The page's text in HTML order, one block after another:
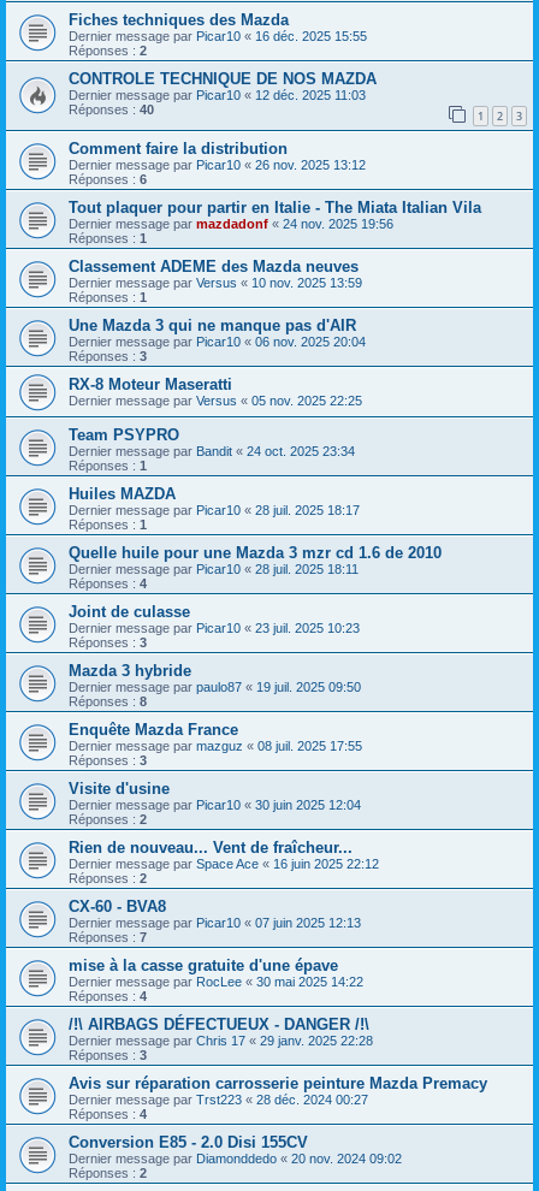
Fiches techniques des Mazda
Dernier message par Picar10 « 16 déc. 2025 15:55
Réponses : 2
CONTROLE TECHNIQUE DE NOS MAZDA
Dernier message par Picar10 « 12 déc. 2025 11:03
Réponses : 40 1 2 3
Comment faire la distribution
Dernier message par Picar10 « 26 nov. 2025 13:12
Réponses : 6
Tout plaquer pour partir en Italie - The Miata Italian Vila
Dernier message par mazdadonf « 24 nov. 2025 19:56
Réponses : 1
Classement ADEME des Mazda neuves
Dernier message par Versus « 10 nov. 2025 13:59
Réponses : 1
Une Mazda 3 qui ne manque pas d'AIR
Dernier message par Picar10 « 06 nov. 2025 20:04
Réponses : 3
RX-8 Moteur Maseratti
Dernier message par Versus « 05 nov. 2025 22:25
Team PSYPRO
Dernier message par Bandit « 24 oct. 2025 23:34
Réponses : 1
Huiles MAZDA
Dernier message par Picar10 « 28 juil. 2025 18:17
Réponses : 1
Quelle huile pour une Mazda 3 mzr cd 1.6 de 2010
Dernier message par Picar10 « 28 juil. 2025 18:11
Réponses : 4
Joint de culasse
Dernier message par Picar10 « 23 juil. 2025 10:23
Réponses : 3
Mazda 3 hybride
Dernier message par paulo87 « 19 juil. 2025 09:50
Réponses : 8
Enquête Mazda France
Dernier message par mazguz « 08 juil. 2025 17:55
Réponses : 3
Visite d'usine
Dernier message par Picar10 « 30 juin 2025 12:04
Réponses : 2
Rien de nouveau... Vent de fraîcheur...
Dernier message par Space Ace « 16 juin 2025 22:12
Réponses : 2
CX-60 - BVA8
Dernier message par Picar10 « 07 juin 2025 12:13
Réponses : 7
mise à la casse gratuite d'une épave
Dernier message par RocLee « 30 mai 2025 14:22
Réponses : 4
/!\ AIRBAGS DÉFECTUEUX - DANGER /!\
Dernier message par Chris 17 « 29 janv. 2025 22:28
Réponses : 3
Avis sur réparation carrosserie peinture Mazda Premacy
Dernier message par Trst223 « 28 déc. 2024 00:27
Réponses : 4
Conversion E85 - 2.0 Disi 155CV
Dernier message par Diamonddedo « 20 nov. 2024 09:02
Réponses : 2